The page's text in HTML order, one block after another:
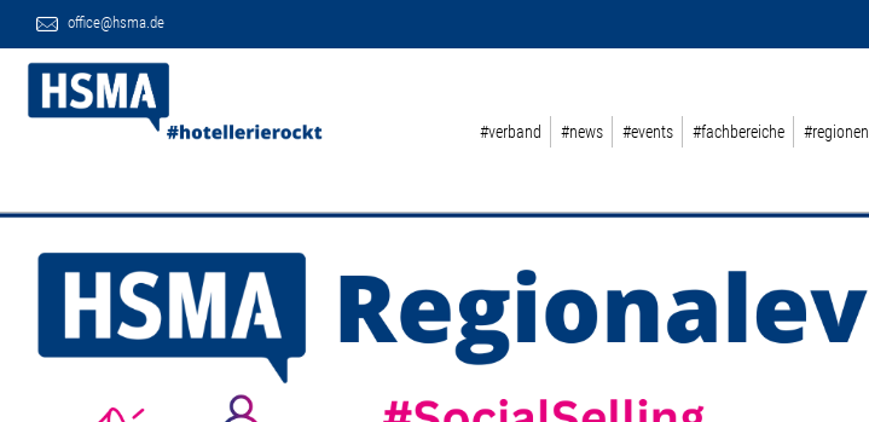
office@hsma.de
#verband #news #events #fachbereiche #regionen